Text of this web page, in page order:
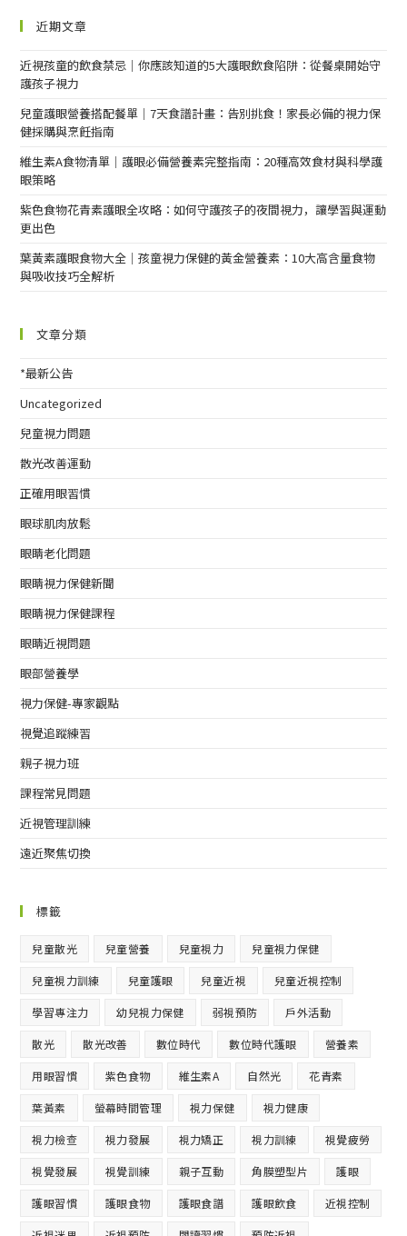
近期文章
近視孩童的飲食禁忌｜你應該知道的5大護眼飲食陷阱：從餐桌開始守
護孩子視力
兒童護眼營養搭配餐單｜7天食譜計畫：告別挑食！家長必備的視力保
健採購與烹飪指南
維生素A食物清單｜護眼必備營養素完整指南：20種高效食材與科學護
眼策略
紫色食物花青素護眼全攻略：如何守護孩子的夜間視力，讓學習與運動
更出色
葉黃素護眼食物大全｜孩童視力保健的黃金營養素：10大高含量食物
與吸收技巧全解析
文章分類
*最新公告
Uncategorized
兒童視力問題
散光改善運動
正確用眼習慣
眼球肌肉放鬆
眼睛老化問題
眼睛視力保健新聞
眼睛視力保健課程
眼睛近視問題
眼部營養學
視力保健-專家觀點
視覺追蹤練習
親子視力班
課程常見問題
近視管理訓練
遠近聚焦切換
標籤
兒童散光 兒童營養 兒童視力 兒童視力保健
兒童視力訓練 兒童護眼 兒童近視 兒童近視控制
學習專注力 幼兒視力保健 弱視預防 戶外活動
散光 散光改善 數位時代 數位時代護眼 營養素
用眼習慣 紫色食物 維生素A 自然光 花青素
葉黃素 螢幕時間管理 視力保健 視力健康
視力檢查 視力發展 視力矯正 視力訓練 視覺疲勞
視覺發展 視覺訓練 親子互動 角膜塑型片 護眼
護眼習慣 護眼食物 護眼食譜 護眼飲食 近視控制